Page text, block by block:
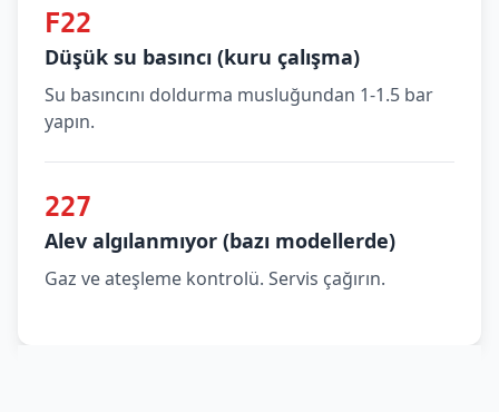
F22
Düşük su basıncı (kuru çalışma)
Su basıncını doldurma musluğundan 1-1.5 bar
yapın.
227
Alev algılanmıyor (bazı modellerde)
Gaz ve ateşleme kontrolü. Servis çağırın.